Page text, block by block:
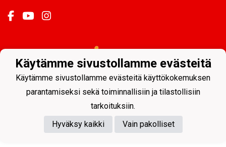
Käytämme sivustollamme evästeitä
Käytämme sivustollamme evästeitä käyttökokemuksen
parantamiseksi sekä toiminnallisiin ja tilastollisiin
tarkoituksiin.
Hyväksy kaikki
Vain pakolliset